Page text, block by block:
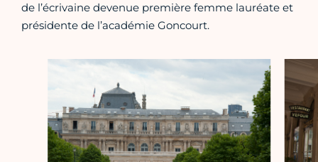
de l’écrivaine devenue première femme lauréate et
présidente de l’académie Goncourt.